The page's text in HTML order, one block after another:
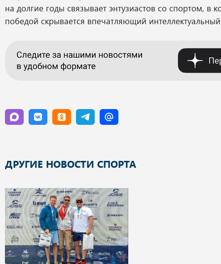
на долгие годы связывает энтузиастов со спортом, в
победой скрывается впечатляющий интеллектуальный
ДРУГИЕ НОВОСТИ СПОРТА